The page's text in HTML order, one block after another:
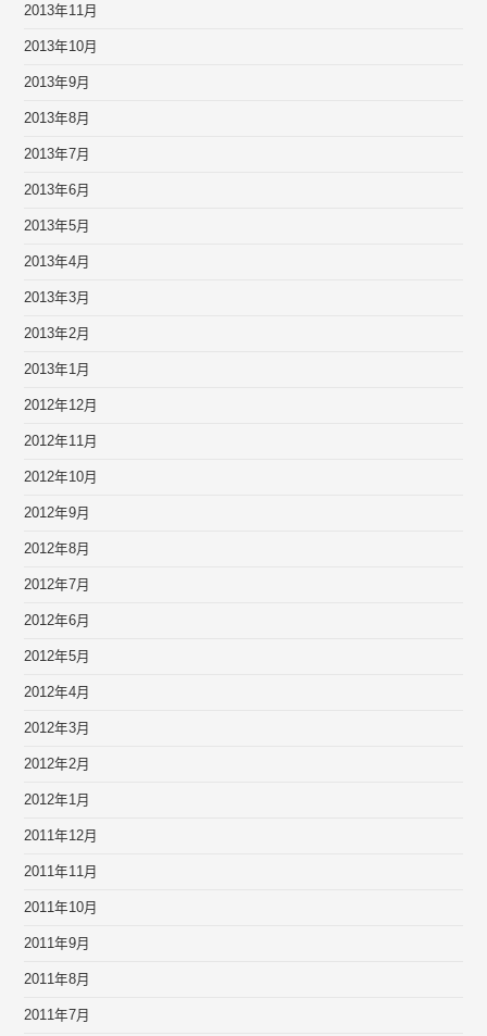
2013年11月
2013年10月
2013年9月
2013年8月
2013年7月
2013年6月
2013年5月
2013年4月
2013年3月
2013年2月
2013年1月
2012年12月
2012年11月
2012年10月
2012年9月
2012年8月
2012年7月
2012年6月
2012年5月
2012年4月
2012年3月
2012年2月
2012年1月
2011年12月
2011年11月
2011年10月
2011年9月
2011年8月
2011年7月